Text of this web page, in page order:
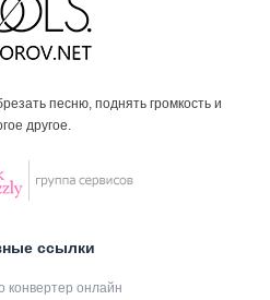
песню, поднять громкость и
другое.
ссылки
конвертер онлайн